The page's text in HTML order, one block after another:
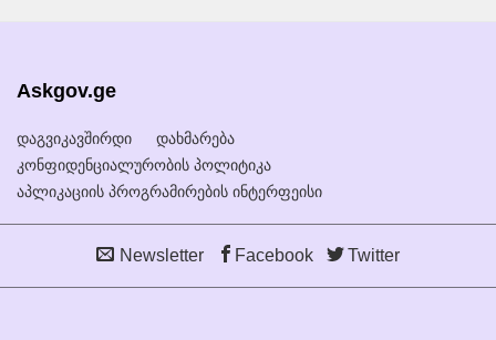
Askgov.ge
დაგვიკავშირდი
დახმარება
კონფიდენციალურობის პოლიტიკა
აპლიკაციის პროგრამირების ინტერფეისი
Newsletter Facebook Twitter